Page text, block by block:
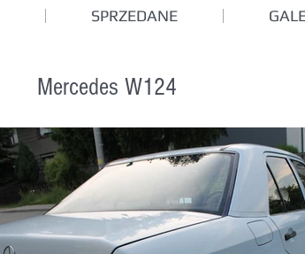
SPRZEDANE
Mercedes W124